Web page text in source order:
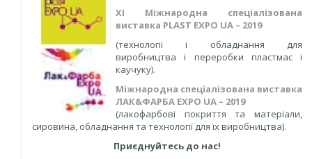
XI Міжнародна спеціалізована
виставка PLAST EXPO UA – 2019
(технології і обладнання для
виробництва і переробки пластмас і
каучуку).
Міжнародна спеціалізована виставка
ЛАК&ФАРБА EXPO UA – 2019
(лакофарбові покриття та матеріали,
сировина, обладнання та технології для їх виробництва).
Приєднуйтесь до нас!